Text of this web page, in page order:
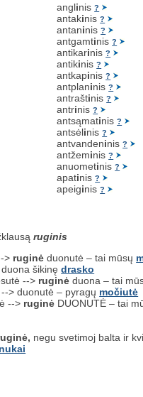
anglinis?
antakinis?
antaninis?
antgamtinis?
antikarinis?
antikinis?
antkapinis?
antplaninis?
antraštinis?
antrinis?
antsąmatinis?
antsėlinis?
antvandeninis?
antžeminis?
anuometinis?
apatinis?
apeiginis?
ruginis
> ruginė duonutė – tai mūsų
duona šikinędrasko
--> ruginė duona – tai
> duonutė – pyragų močiutė
--> ruginė DUONUTĖ – tai
negu svetimoj balta ir